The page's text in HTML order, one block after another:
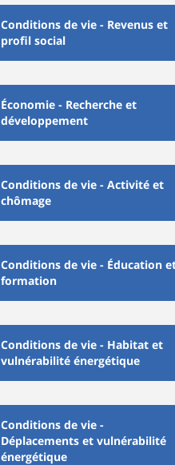
Conditions de vie - Revenus et
profil social
Économie - Recherche et
développement
Conditions de vie - Activité et
chômage
Conditions de vie - Éducation
formation
Conditions de vie - Habitat et
vulnérabilité énergétique
Conditions de vie -
Déplacements et vulnérabilité
énergétique